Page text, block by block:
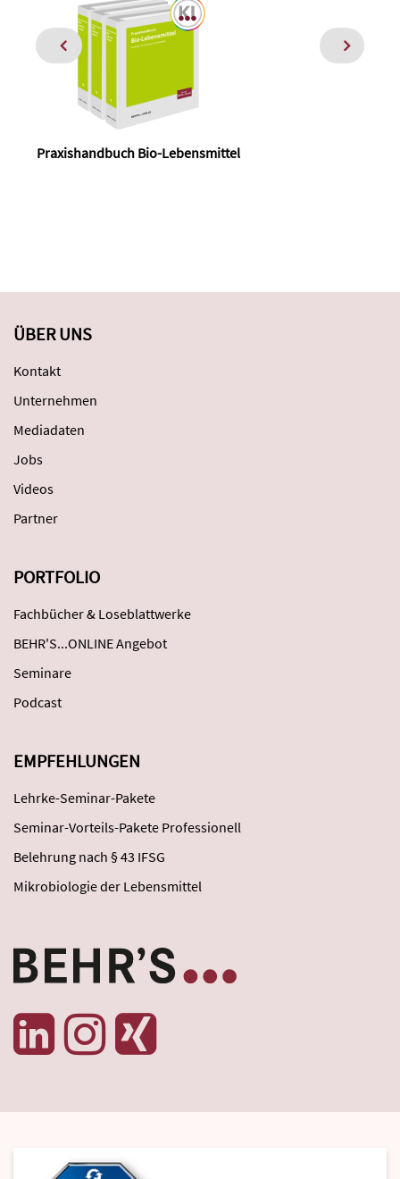
Praxishandbuch Bio-Lebensmittel
ÜBER UNS
Kontakt
Unternehmen
Mediadaten
Jobs
Videos
Partner
PORTFOLIO
Fachbücher & Loseblattwerke
BEHR'S...ONLINE Angebot
Seminare
Podcast
EMPFEHLUNGEN
Lehrke-Seminar-Pakete
Seminar-Vorteils-Pakete Professionell
Belehrung nach § 43 IFSG
Mikrobiologie der Lebensmittel